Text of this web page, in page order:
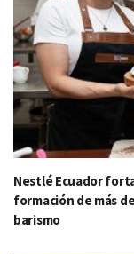
Nestlé Ecuador
formación de más
barismo